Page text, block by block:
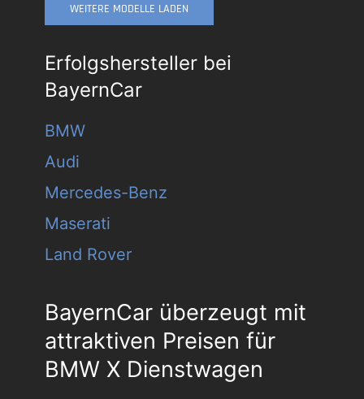
WEITERE MODELLE LADEN
Erfolgshersteller bei
BayernCar
BMW
Audi
Mercedes-Benz
Maserati
Land Rover
BayernCar überzeugt mit
attraktiven Preisen für
BMW X Dienstwagen